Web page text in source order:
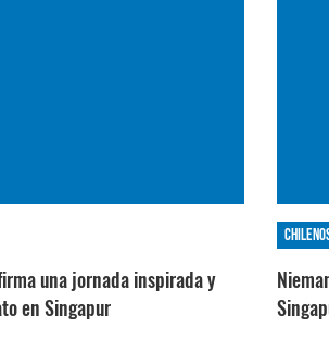
una jornada inspirada y
en Singapur